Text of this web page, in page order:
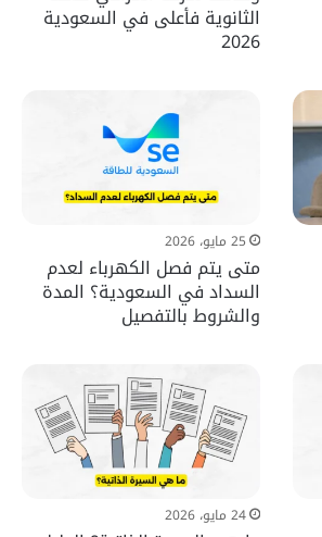
الثانوية فأعلى في السعودية
2026
25 مايو، 2026
متى يتم فصل الكهرباء لعدم
السداد في السعودية؟ المدة
والشروط بالتفصيل
24 مايو، 2026